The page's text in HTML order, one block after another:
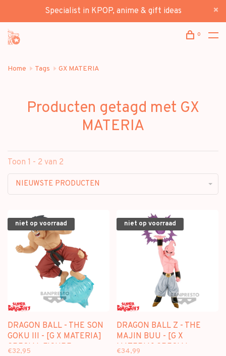
Specialist in KPOP, anime & gift ideas
0
Home Tags GX MATERIA
Producten getagd met GX
MATERIA
Toon 1 - 2 van 2
NIEUWSTE PRODUCTEN
niet op voorraad
DRAGON BALL - THE SON
GOKU III - [G X MATERIA]
SPECIAL FIGURE
€32,95
niet op voorraad
DRAGON BALL Z - THE
MAJIN BUU - [G X
MATERIA] SPECIAL
€34,99